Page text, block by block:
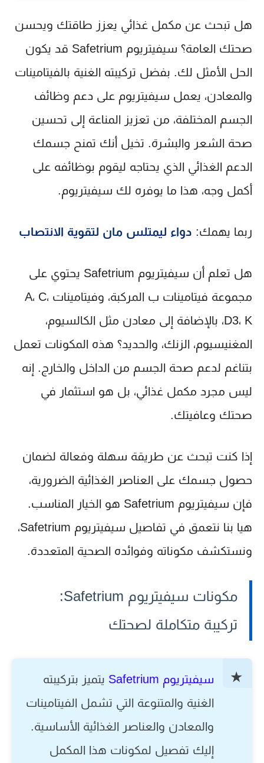
هل تبحث عن مكمل غذائي يعزز طاقتك ويحسن
صحتك العامة؟ سيفيتريوم Safetrium
قد يكون
الحل الأمثل لك. بفضل تركيبته الغنية بالفيتامينات
والمعادن، يعمل سيفيتريوم على دعم وظائف
الجسم المختلفة، من تعزيز المناعة إلى تحسين
صحة الشعر والبشرة. تخيل أنك تمنح جسمك
الدعم الغذائي الذي يحتاجه ليقوم بوظائفه على
أكمل وجه، هذا ما يوفره لك سيفيتريوم.
ربما يهمك: دواء ليمتلس مان لتقوية الانتصاب
هل تعلم أن سيفيتريوم Safetrium
يحتوي على
مجموعة فيتامينات ب المركبة، وفيتامينات A، C،
D3، K، بالإضافة إلى معادن مثل الكالسيوم،
المغنيسيوم، الزنك، والحديد؟ هذه المكونات تعمل
بتناغم لدعم صحة الجسم من الداخل والخارج. إنه
ليس مجرد مكمل غذائي، بل هو استثمار في
صحتك وعافيتك.
إذا كنت تبحث عن طريقة سهلة وفعالة لضمان
حصول جسمك على العناصر الغذائية الضرورية،
فإن سيفيتريوم Safetrium
هو الخيار المناسب.
هيا بنا نتعمق في تفاصيل سيفيتريوم Safetrium
،
ونستكشف مكوناته وفوائده الصحية المتعددة.
مكونات سيفيتريوم Safetrium:
تركيبة متكاملة لصحتك
سيفيتريوم Safetrium
يتميز بتركيبته
الغنية والمتنوعة التي تشمل الفيتامينات
والمعادن والعناصر الغذائية الأساسية.
إليك تفصيل لمكونات هذا المكمل